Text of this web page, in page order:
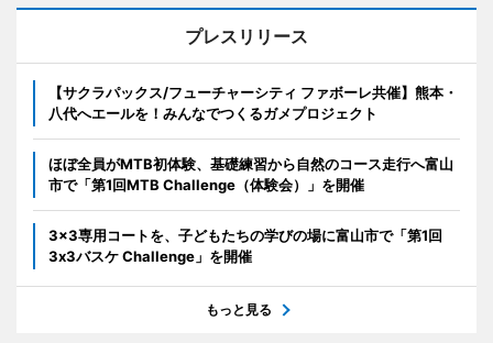
プレスリリース
【サクラパックス/フューチャーシティ ファボーレ共催】熊本・
八代へエールを！みんなでつくるガメプロジェクト
ほぼ全員がMTB初体験、基礎練習から自然のコース走行へ富山
市で「第1回MTB Challenge（体験会）」を開催
3x3専用コートを、子どもたちの学びの場に富山市で「第1回
3x3バスケ Challenge」を開催
もっと見る